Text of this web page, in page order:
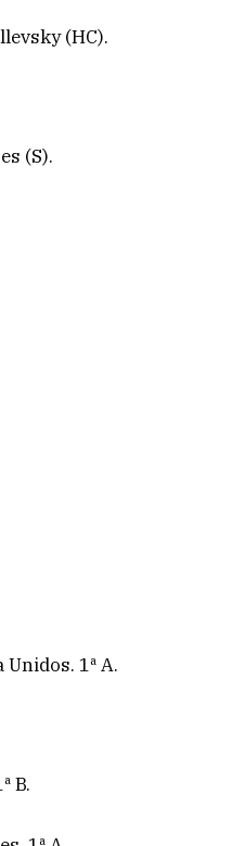
(HC).
(S).
1ª A.
B.